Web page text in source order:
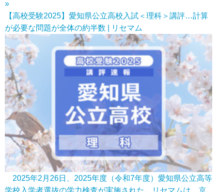
»
【高校受験2025】愛知県公立高校入試＜理科＞講評…計算
が必要な問題が全体の約半数 | リセマム
2025年2月26日、2025年度（令和7年度）愛知県公立高等